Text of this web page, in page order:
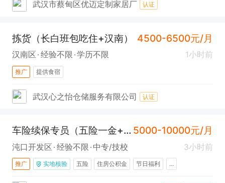
武汉市蔡甸区优迈定制家居厂 认证
拣货（长白班包吃住+汉南） 4500-6500元/月
汉南区 经验不限 学历不限 1小时前
推广 提供食宿
武汉心之怡仓储服务有限公司 认证
车险续保专员（五险一金+年终奖+沌口） 5000-10000元/月
沌口开发区 经验不限 中专/技校 3小时前
推广 实地核验 五险 住房公积金 节日福利 ...